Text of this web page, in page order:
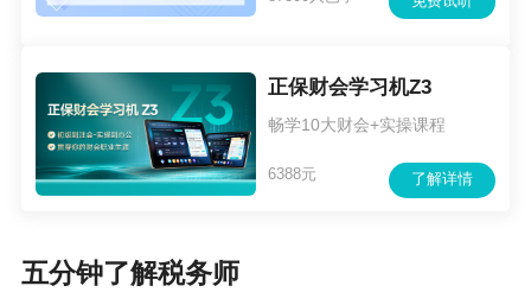
正保财会学习机Z3
畅学10大财会+实操课程
了解详情
6388元
五分钟了解税务师